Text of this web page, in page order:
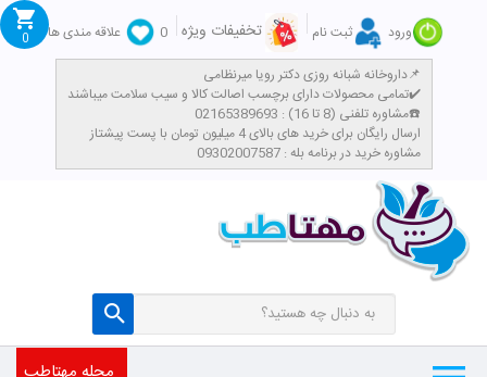
ورود ثبت نام تخفیفات ویژه 0
علاقه مندی ها
داروخانه شبانه روزی دکتر رویا میرنظامی📌
تمامی محصولات دارای برچسب اصالت کالا و سیب سلامت میباشند✔️
مشاوره تلفنی (8 تا 16) : 02165389693☎️
​ارسال رایگان برای خرید های بالای 4 میلیون تومان با پست پیشتاز
مشاوره خرید در برنامه بله : 09302007587
0